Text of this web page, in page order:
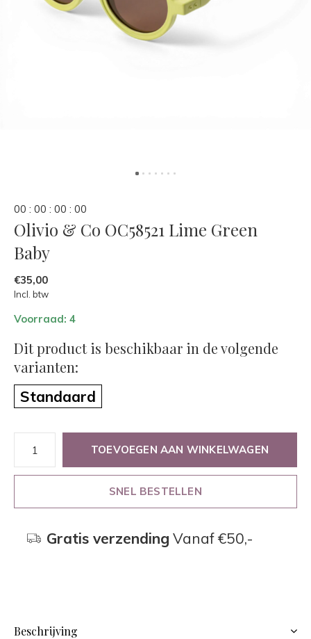
00 : 00 : 00 : 00
Olivio & Co OC58521 Lime Green
Baby
€35,00
Incl. btw
Voorraad: 4
Dit product is beschikbaar in de volgende
varianten:
Standaard
TOEVOEGEN AAN WINKELWAGEN
SNEL BESTELLEN
Gratis verzending Vanaf €50,-
Beschrijving